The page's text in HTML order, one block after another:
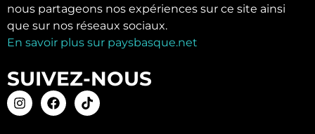
nous partageons nos expériences sur ce site ainsi
que sur nos réseaux sociaux.
En savoir plus sur paysbasque.net
SUIVEZ-NOUS